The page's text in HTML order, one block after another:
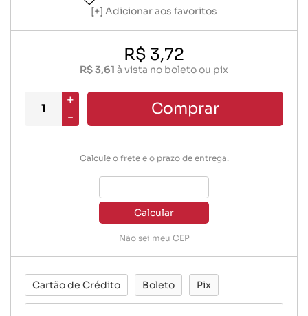
Adicionar aos favoritos
R$ 3,72
R$ 3,61 à vista no boleto ou pix
+
-
Comprar
Calcule o frete e o prazo de entrega.
Calcular
Não sei meu CEP
Cartão de Crédito Boleto Pix